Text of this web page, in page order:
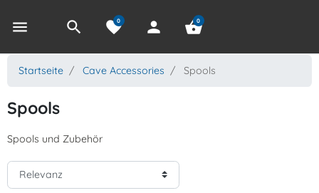
menu search favorite
0 person shopping_basket
0
Startseite Cave Accessories Spools
Spools
Spools und Zubehör